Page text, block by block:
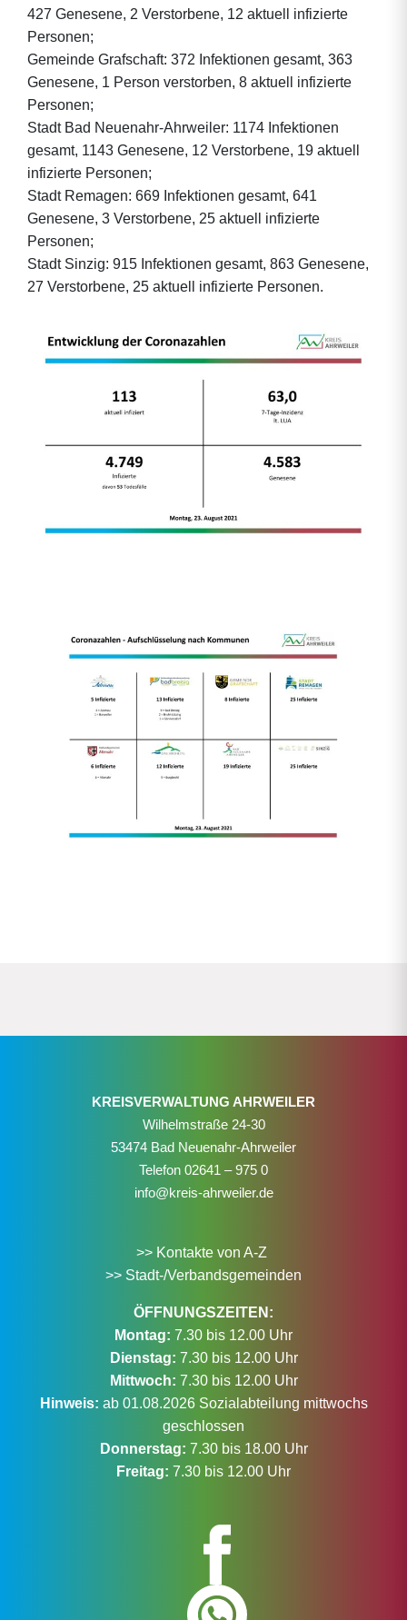
427 Genesene, 2 Verstorbene, 12 aktuell infizierte
Personen;
Gemeinde Grafschaft: 372 Infektionen gesamt, 363
Genesene, 1 Person verstorben, 8 aktuell infizierte
Personen;
Stadt Bad Neuenahr-Ahrweiler: 1174 Infektionen
gesamt, 1143 Genesene, 12 Verstorbene, 19 aktuell
infizierte Personen;
Stadt Remagen: 669 Infektionen gesamt, 641
Genesene, 3 Verstorbene, 25 aktuell infizierte
Personen;
Stadt Sinzig: 915 Infektionen gesamt, 863 Genesene,
27 Verstorbene, 25 aktuell infizierte Personen.
KREISVERWALTUNG AHRWEILER
Wilhelmstraße 24-30
53474 Bad Neuenahr-Ahrweiler
Telefon 02641 – 975 0
info@kreis-ahrweiler.de
>> Kontakte von A-Z
>> Stadt-/Verbandsgemeinden
ÖFFNUNGSZEITEN:
Montag: 7.30 bis 12.00 Uhr
Dienstag: 7.30 bis 12.00 Uhr
Mittwoch: 7.30 bis 12.00 Uhr
Hinweis: ab 01.08.2026 Sozialabteilung mittwochs
geschlossen
Donnerstag: 7.30 bis 18.00 Uhr
Freitag: 7.30 bis 12.00 Uhr